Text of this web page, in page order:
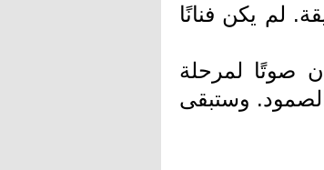
لم يكن فنانًا
صوتًا لمرحلة
وستبقى